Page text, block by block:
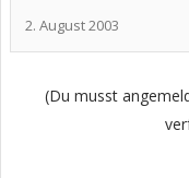
2. August 2003
(Du musst